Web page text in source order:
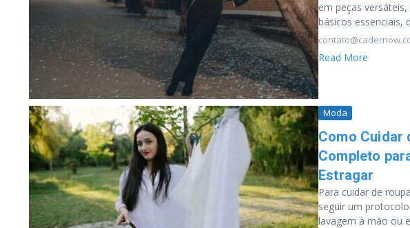
em peças
básicos essenciais,
Read More
Moda
Como Cuidar
Completo
Estragar
Para cuidar de
seguir um
lavagem à mão ou